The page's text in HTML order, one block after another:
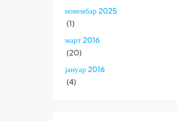
новембар 2025
(1)
март 2016
(20)
јануар 2016
(4)